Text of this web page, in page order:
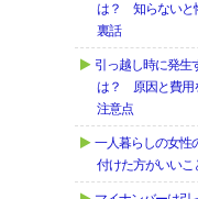
は？ 知らないと
裏話
引っ越し時に発生
は？ 原因と費用
注意点
一人暮らしの女性
付けた方がいいこ